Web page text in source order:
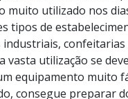
muito utilizado nos
tipos de
industriais, confeitarias
vasta utilização se
equipamento muito
consegue preparar